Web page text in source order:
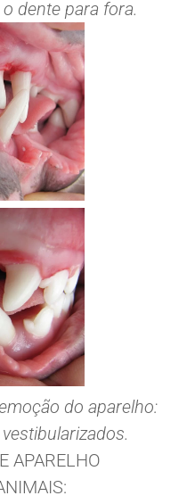
dente para fora.
do aparelho:
APARELHO